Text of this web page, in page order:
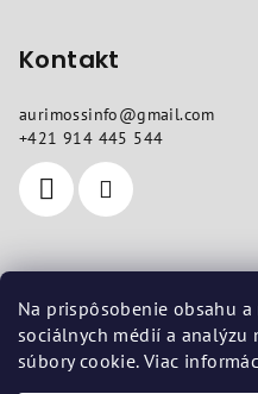
Na prispôsobenie obsahu
sociálnych médií a analýzu
súbory cookie. Viac
Kontakt
aurimossinfo@gmail.com
+421 914 445 544
Kde nás najdete
Sídlo
: Pod dubami 618/10,
Provozovna: Vojenská 14,